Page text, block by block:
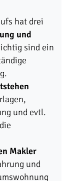
hat drei
und
sind ein
und evtl.
Makler
und